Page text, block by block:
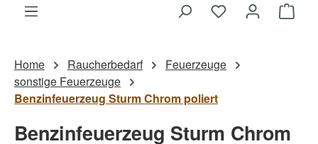
Du hast 0
Home Raucherbedarf
Feuerzeuge
sonstige Feuerzeuge
Benzinfeuerzeug Sturm Chrom poliert
Benzinfeuerzeug Sturm Chrom